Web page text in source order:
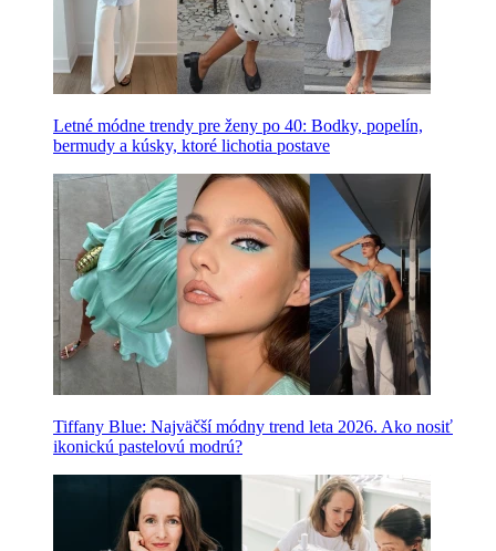
Letné módne trendy pre ženy po 40: Bodky, popelín,
bermudy a kúsky, ktoré lichotia postave
Tiffany Blue: Najväčší módny trend leta 2026. Ako nosiť
ikonickú pastelovú modrú?